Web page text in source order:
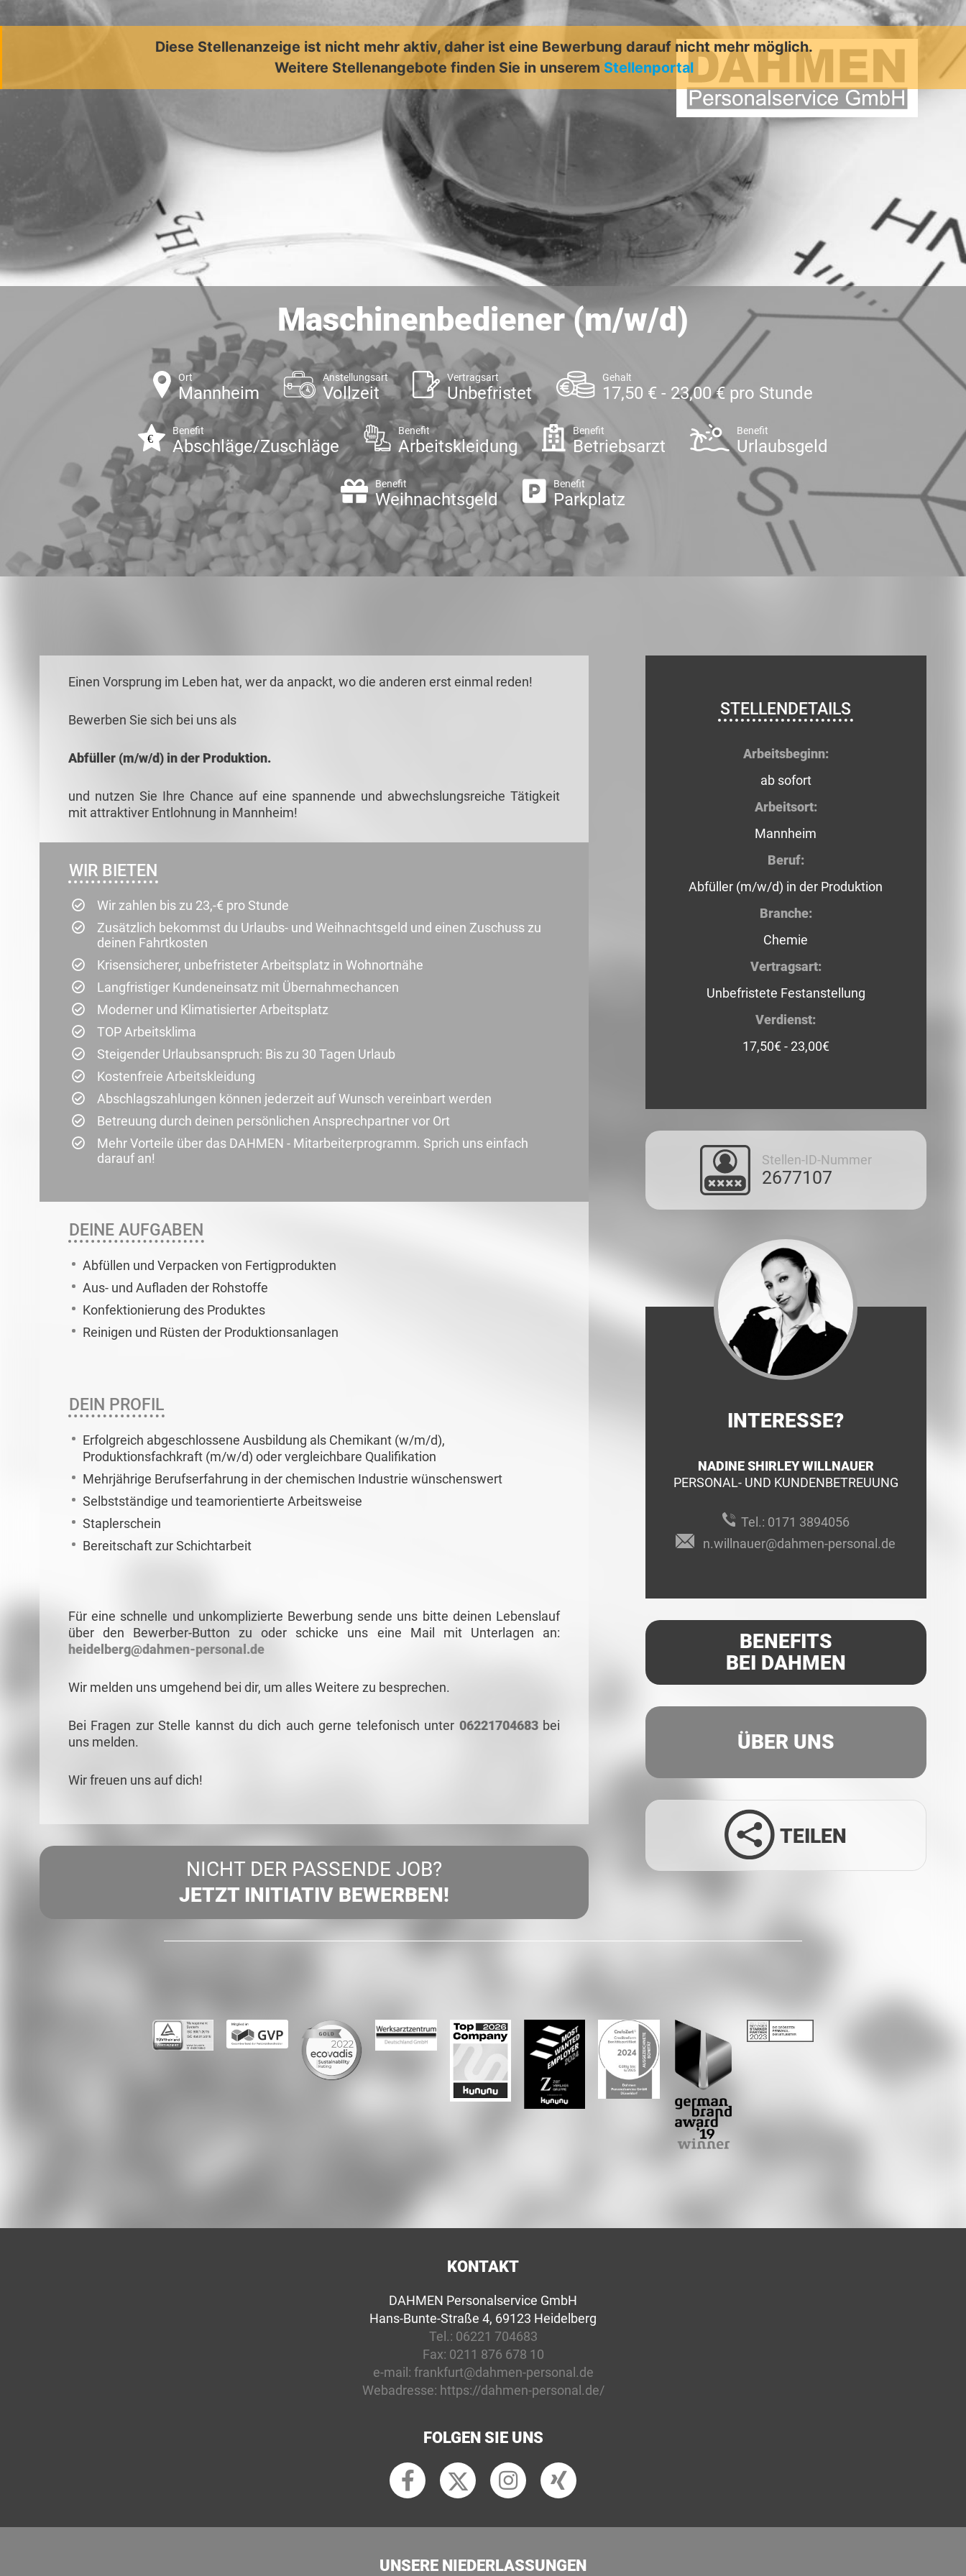
Diese Stellenanzeige ist nicht mehr aktiv, daher ist eine Bewerbung darauf nicht mehr möglich.
Weitere Stellenangebote finden Sie in unserem Stellenportal
Maschinenbediener (m/w/d)
Ort
Mannheim
Anstellungsart
Vollzeit
Vertragsart
Unbefristet
Gehalt
17,50 € - 23,00 € pro Stunde
Benefit
Abschläge/Zuschläge
Benefit
Arbeitskleidung
Benefit
Betriebsarzt
Benefit
Urlaubsgeld
Benefit
Weihnachtsgeld
Benefit
Parkplatz
Einen Vorsprung im Leben hat, wer da anpackt, wo die anderen erst einmal reden!
Bewerben Sie sich bei uns als
Abfüller (m/w/d) in der Produktion.
und nutzen Sie Ihre Chance auf eine spannende und abwechslungsreiche Tätigkeit
mit attraktiver Entlohnung in Mannheim!
WIR BIETEN
Wir zahlen bis zu 23,-€ pro Stunde
Zusätzlich bekommst du Urlaubs- und Weihnachtsgeld und einen Zuschuss zu
deinen Fahrtkosten
Krisensicherer, unbefristeter Arbeitsplatz in Wohnortnähe
Langfristiger Kundeneinsatz mit Übernahmechancen
Moderner und Klimatisierter Arbeitsplatz
TOP Arbeitsklima
Steigender Urlaubsanspruch: Bis zu 30 Tagen Urlaub
Kostenfreie Arbeitskleidung
Abschlagszahlungen können jederzeit auf Wunsch vereinbart werden
Betreuung durch deinen persönlichen Ansprechpartner vor Ort
Mehr Vorteile über das DAHMEN - Mitarbeiterprogramm. Sprich uns einfach
darauf an!
DEINE AUFGABEN
Abfüllen und Verpacken von Fertigprodukten
Aus- und Aufladen der Rohstoffe
Konfektionierung des Produktes
Reinigen und Rüsten der Produktionsanlagen
DEIN PROFIL
Erfolgreich abgeschlossene Ausbildung als Chemikant (w/m/d),
Produktionsfachkraft (m/w/d) oder vergleichbare Qualifikation
Mehrjährige Berufserfahrung in der chemischen Industrie wünschenswert
Selbstständige und teamorientierte Arbeitsweise
Staplerschein
Bereitschaft zur Schichtarbeit
Für eine schnelle und unkomplizierte Bewerbung sende uns bitte deinen Lebenslauf
über den Bewerber-Button zu oder schicke uns eine Mail mit Unterlagen an:
heidelberg@dahmen-personal.de
Wir melden uns umgehend bei dir, um alles Weitere zu besprechen.
Bei Fragen zur Stelle kannst du dich auch gerne telefonisch unter 06221704683 bei
uns melden.
Wir freuen uns auf dich!
NICHT DER PASSENDE JOB?
JETZT INITIATIV BEWERBEN!
STELLENDETAILS
Arbeitsbeginn:
ab sofort
Arbeitsort:
Mannheim
Beruf:
Abfüller (m/w/d) in der Produktion
Branche:
Chemie
Vertragsart:
Unbefristete Festanstellung
Verdienst:
17,50€ - 23,00€
Stellen-ID-Nummer
2677107
INTERESSE?
NADINE SHIRLEY WILLNAUER
PERSONAL- UND KUNDENBETREUUNG
Tel.: 0171 3894056
n.willnauer@dahmen-personal.de
BENEFITS
BEI DAHMEN
ÜBER UNS
TEILEN
KONTAKT
DAHMEN Personalservice GmbH
Hans-Bunte-Straße 4, 69123 Heidelberg
Tel.: 06221 704683
Fax: 0211 876 678 10
e-mail: frankfurt@dahmen-personal.de
Webadresse: https://dahmen-personal.de/
FOLGEN SIE UNS
UNSERE NIEDERLASSUNGEN